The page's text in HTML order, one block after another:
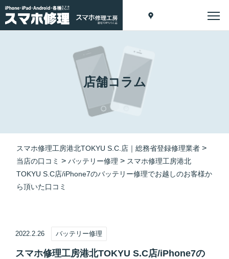
店舗コラム
スマホ修理工房港北TOKYU S.C.店｜総務省登録修理業者 >
当店の口コミ > バッテリー修理 > スマホ修理工房港北
TOKYU S.C店/iPhone7のバッテリー修理でお越しのお客様か
ら頂いた口コミ
2022.2.26 バッテリー修理
スマホ修理工房港北TOKYU S.C店/iPhone7の